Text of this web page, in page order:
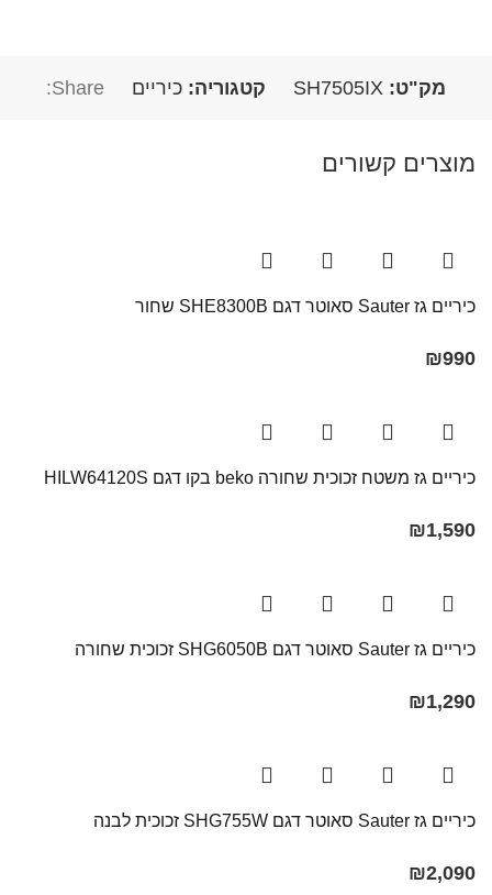
מק"ט: SH7505IX קטגוריה: כיריים Share:
מוצרים קשורים
כיריים גז Sauter סאוטר דגם SHE8300B שחור
₪990
כיריים גז משטח זכוכית שחורה beko בקו דגם HILW64120S
₪1,590
כיריים גז Sauter סאוטר דגם SHG6050B זכוכית שחורה
₪1,290
כיריים גז Sauter סאוטר דגם SHG755W זכוכית לבנה
₪2,090